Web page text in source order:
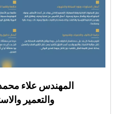
المهندس علاء
والتعمير